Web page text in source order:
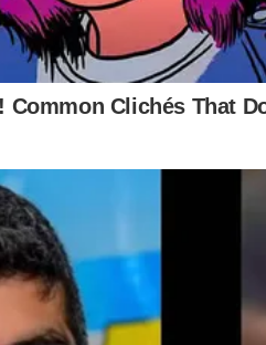
VER COMENTÁRIOS